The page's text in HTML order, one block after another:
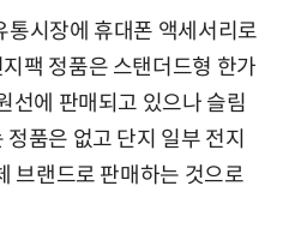
시장에 휴대폰 액세서리로
팩 정품은 스탠더드형 한가
선에 판매되고 있으나 슬림
품은 없고 단지 일부 전지
브랜드로 판매하는 것으로